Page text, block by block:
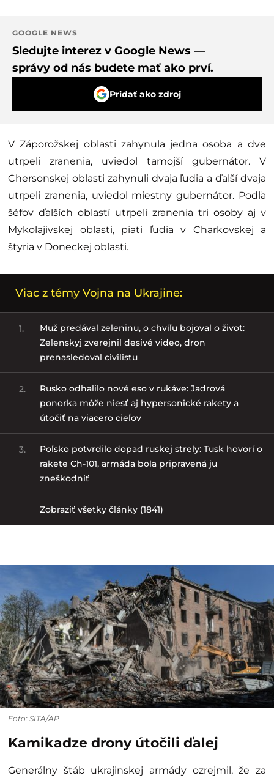
GOOGLE NEWS
Sledujte interez v Google News —
správy od nás budete mať ako prví.
Pridať ako zdroj
V Záporožskej oblasti zahynula jedna osoba a dve
utrpeli zranenia, uviedol tamojší gubernátor. V
Chersonskej oblasti zahynuli dvaja ľudia a ďalší dvaja
utrpeli zranenia, uviedol miestny gubernátor. Podľa
šéfov ďalších oblastí utrpeli zranenia tri osoby aj v
Mykolajivskej oblasti, piati ľudia v Charkovskej a
štyria v Doneckej oblasti.
Viac z témy Vojna na Ukrajine:
1.
Muž predával zeleninu, o chvíľu bojoval o život:
Zelenskyj zverejnil desivé video, dron
prenasledoval civilistu
2.
Rusko odhalilo nové eso v rukáve: Jadrová
ponorka môže niesť aj hypersonické rakety a
útočiť na viacero cieľov
3.
Poľsko potvrdilo dopad ruskej strely: Tusk hovorí o
rakete Ch-101, armáda bola pripravená ju
zneškodniť
Zobraziť všetky články (1841)
Foto: SITA/AP
Kamikadze drony útočili ďalej
Generálny štáb ukrajinskej armády ozrejmil, že za